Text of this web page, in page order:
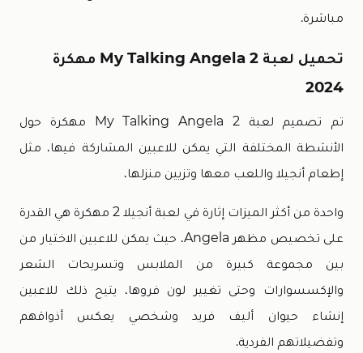
مباشرة.
تحميل لعبة My Talking Angela 2 مهكرة
2024
تم تصميم لعبة My Talking Angela 2 مهكرة حول
الأنشطة المختلفة التي يمكن للاعبين المشاركة فيها، مثل
إطعام أنجيلا واللعب معها وتزيين منزلها،
واحدة من أكثر الميزات إثارة في لعبة أنجيلا 2 مهكرة هي القدرة
على تخصيص مظهر Angela، حيث يمكن للاعبين الاختيار من
بين مجموعة كبيرة من الملابس وتسريحات الشعر
والإكسسوارات وحتى تغيير لون فروها، يتيح ذلك للاعبين
إنشاء حيوان أليف فريد وشخصي يعكس أذواقهم
وتفضيلاتهم الفردية.